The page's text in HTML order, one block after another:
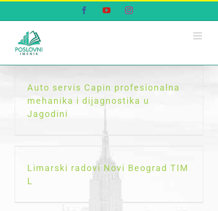
FacebookYouTubeInstagram
Auto servis Capin profesionalna
mehanika i dijagnostika u
Jagodini
Limarski radovi Novi Beograd TIM
L